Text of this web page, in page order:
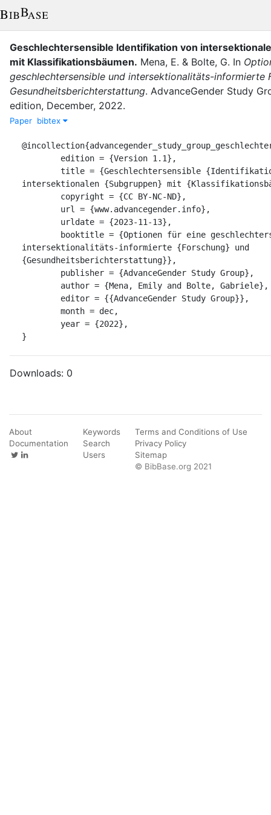
Geschlechtersensible Identifikation von
mit Klassifikationsbäumen. Mena, E. & Bolte, G. In
geschlechtersensible und intersektionalitäts-informierte
Gesundheitsberichterstattung. AdvanceGender Study
edition, December, 2022.
Paper bibtex
intersektionalen {Subgruppen} mit
intersektionalitäts-informierte {Forschung} und
{Gesundheitsberichterstattung}},
}
Downloads: 0
About
Documentation
Keywords
Search
Users
Terms and Conditions of Use
Privacy Policy
Sitemap
© BibBase.org 2021